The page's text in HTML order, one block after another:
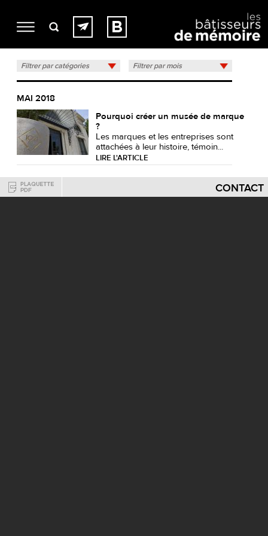
Filtrer par catégories Filtrer par mois
MAI 2018
Pourquoi créer un musée de marque
?
Les marques et les entreprises sont
attachées à leur histoire, témoin...
LIRE L'ARTICLE
CONTACT